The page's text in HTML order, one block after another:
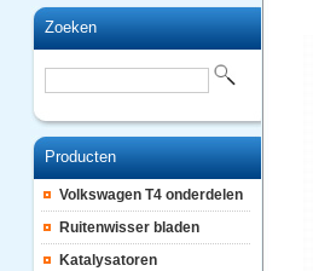
Zoeken
Producten
Volkswagen T4 onderdelen
Ruitenwisser bladen
Katalysatoren